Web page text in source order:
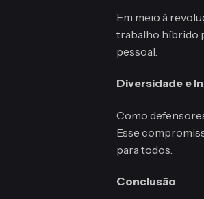
Em meio à
trabalho híbrido
pessoal.
Diversidade e
Como
Esse
para todos.
Conclusão